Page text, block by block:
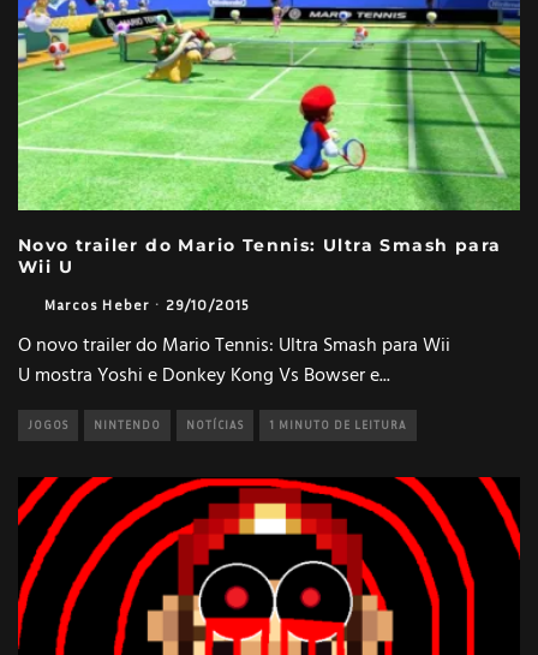
Novo trailer do Mario Tennis: Ultra Smash para
Wii U
Marcos Heber · 29/10/2015
O novo trailer do Mario Tennis: Ultra Smash para Wii
U mostra Yoshi e Donkey Kong Vs Bowser e...
JOGOS NINTENDO NOTÍCIAS 1 MINUTO DE LEITURA